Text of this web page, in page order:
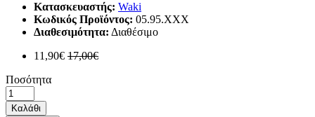
Κατασκευαστής: Waki
Κωδικός Προϊόντος: 05.95.XXX
Διαθεσιμότητα: Διαθέσιμο
11,90€ 17,00€
Ποσότητα
Καλάθι